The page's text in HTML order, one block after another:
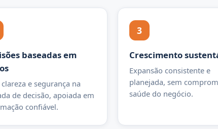
baseadas em
e segurança na
de decisão, apoiada em
confiável.
3
Crescimento
Expansão consistente e
planejada, sem
saúde do negócio.